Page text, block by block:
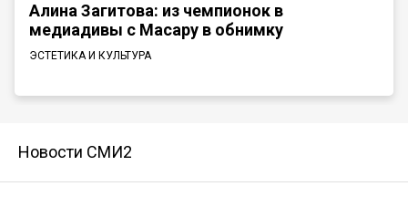
Алина Загитова: из чемпионок в
медиадивы с Масару в обнимку
ЭСТЕТИКА И КУЛЬТУРА
Новости СМИ2